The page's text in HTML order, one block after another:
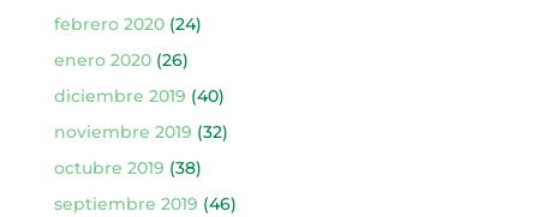
febrero 2020(24)
enero 2020(26)
diciembre 2019 (40)
noviembre 2019 (32)
octubre 2019 (38)
septiembre 2019 (46)